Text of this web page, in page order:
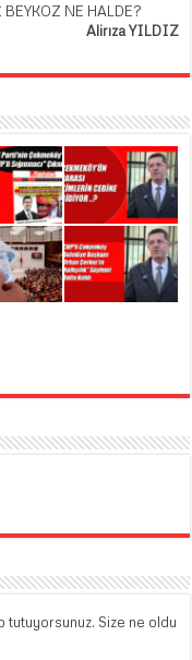
NE HALDE?
Alirıza YILDIZ
tutuyorsunuz. Size ne oldu